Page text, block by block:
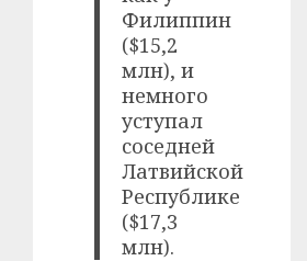
Филиппин
($15,2
млн), и
немного
уступал
соседней
Латвийской
Республике
($17,3
млн).